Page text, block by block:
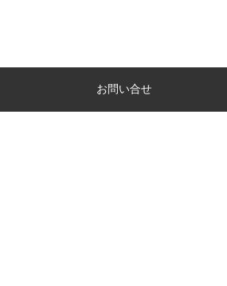
お問い合せ